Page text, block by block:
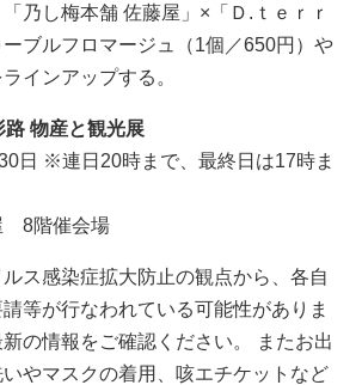
乃し梅本舗 佐藤屋」×「Ｄ.ｔｅｒｒ
ーブルフロマージュ（1個／650円）や
インアップする。
物産と観光展
日 ※連日20時まで、最終日は17時ま
8階催会場
ス感染症拡大防止の観点から、各自
等が行なわれている可能性がありま
の情報をご確認ください。 またお出
やマスクの着用、咳エチケットなど